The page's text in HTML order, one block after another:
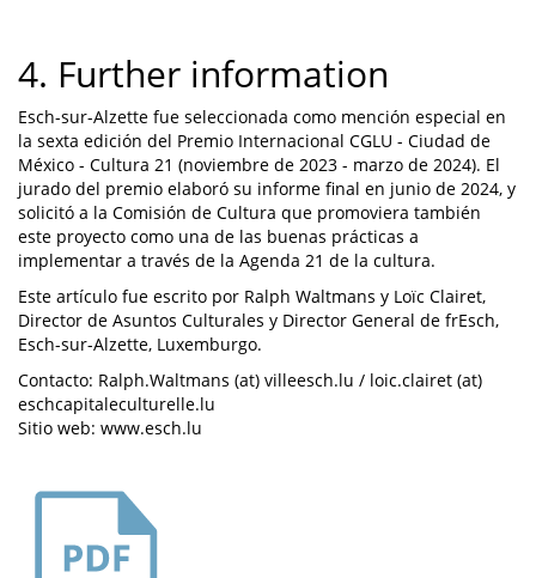
4. Further information
Esch-sur-Alzette fue seleccionada como mención especial en
la sexta edición del Premio Internacional CGLU - Ciudad de
México - Cultura 21 (noviembre de 2023 - marzo de 2024). El
jurado del premio elaboró su informe final en junio de 2024, y
solicitó a la Comisión de Cultura que promoviera también
este proyecto como una de las buenas prácticas a
implementar a través de la Agenda 21 de la cultura.
Este artículo fue escrito por Ralph Waltmans y Loïc Clairet,
Director de Asuntos Culturales y Director General de frEsch,
Esch-sur-Alzette, Luxemburgo.
Contacto: Ralph.Waltmans (at) villeesch.lu / loic.clairet (at)
eschcapitaleculturelle.lu
Sitio web: www.esch.lu